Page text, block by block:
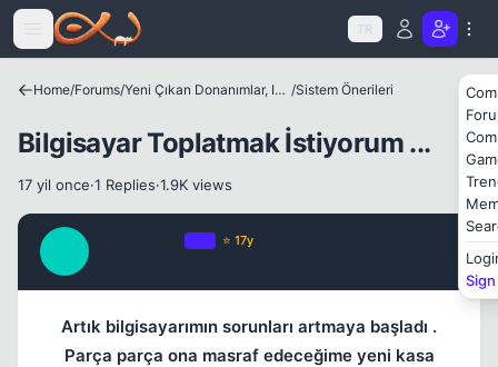
Icerige atla
TR
Home/Forums/ Yeni Çıkan Donanımlar, Internet Dünyası ve Benzer Konular /Sistem Önerileri
Bilgisayar Toplatmak İstiyorum ...
17 yil once·1 Replies·1.9K views
⭐ 17y
Artık bilgisayarımın sorunları artmaya başladı .
Parça parça ona masraf edeceğime yeni kasa